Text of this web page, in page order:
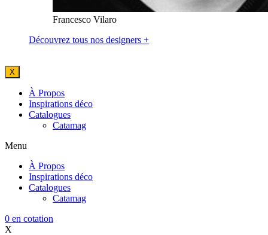
Francesco Vilaro
Découvrez tous nos designers +
X
À Propos
Inspirations déco
Catalogues
Catamag
Menu
À Propos
Inspirations déco
Catalogues
Catamag
0 en cotation
X